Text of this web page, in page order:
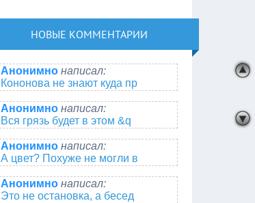
НОВЫЕ КОММЕНТАРИИ
Анонимно написал:
Кононова не знают куда пр
Анонимно написал:
Вся грязь будет в этом &q
Анонимно написал:
А цвет? Похуже не могли в
Анонимно написал:
Это не остановка, а бесед